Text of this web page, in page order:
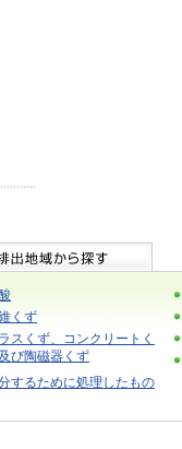
くず
スくず、コンクリートく
び陶磁器くず
するために処理したもの